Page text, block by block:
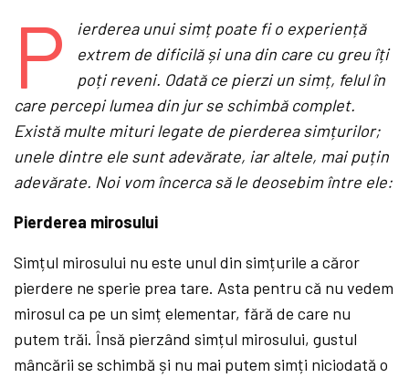
P
ierderea unui simț poate fi o experiență
extrem de dificilă și una din care cu greu îți
poți reveni. Odată ce pierzi un simț, felul în
care percepi lumea din jur se schimbă complet.
Există multe mituri legate de pierderea simțurilor;
unele dintre ele sunt adevărate, iar altele, mai puțin
adevărate. Noi vom încerca să le deosebim între ele:
Pierderea mirosului
Simțul mirosului nu este unul din simțurile a căror
pierdere ne sperie prea tare. Asta pentru că nu vedem
mirosul ca pe un simț elementar, fără de care nu
putem trăi. Însă pierzând simțul mirosului, gustul
mâncării se schimbă și nu mai putem simți niciodată o